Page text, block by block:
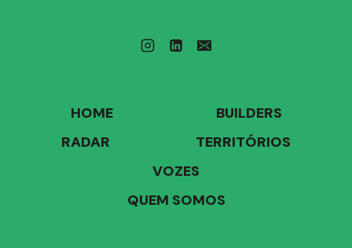
HOME
BUILDERS
RADAR
TERRITÓRIOS
VOZES
QUEM SOMOS